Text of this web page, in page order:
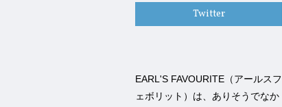
Twitter
EARL'S FAVOURITE（アールスフ
ェボリット）は、ありそうでなか